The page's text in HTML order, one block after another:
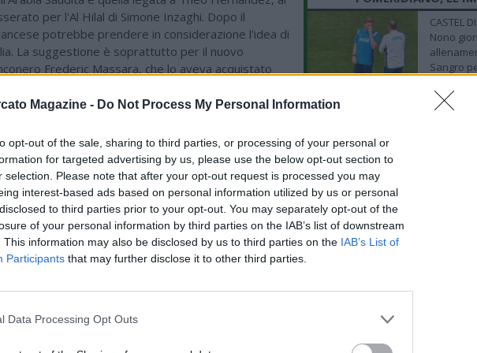
Magazine - Do Not Process My Personal Information
opt-out of the sale, sharing to third parties, or processing of your personal or
for targeted advertising by us, please use the below opt-out section to
selection. Please note that after your opt-out request is processed you may
interest-based ads based on personal information utilized by us or personal
to third parties prior to your opt-out. You may separately opt-out of the
of your personal information by third parties on the IAB’s list of downstream
This information may also be disclosed by us to third parties on the IAB’s List of
Participants that may further disclose it to other third parties.
Data Processing Opt Outs
per l'Al Hilal di Simone Inzaghi. Dopo il
potrebbe prendere in considerazione l'idea di
La suggestione è soprattutto per il nuovo
Frederic Massara, che lo aveva acquistato
anche dalle uscite: in caso di addio di Cambiaso, la
anno fa, nell'estate 2025.
CALCIO
08.08 19:00 - ROMA - Gasperini:
"Partita pessima col Brighton, manca
qualcosa dal mercato"
"Ferran Torres ha deciso: vuole il PSG"
CASTEL
Nono
Sangro
Durante
Continua
L'Angolo
del Numero 10
VIDEO SSCN - IL CLUB
RIEVOCA LA FESTA DEL
"UNA SETTIMANA
NAPOLI
dopo",
time